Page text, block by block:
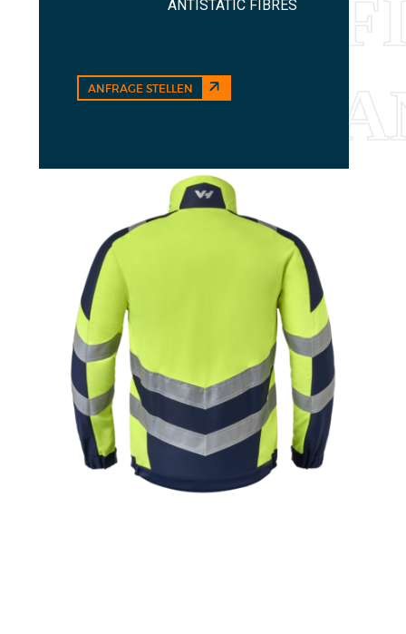
ANTISTATIC FIBRES
ANFRAGE STELLEN